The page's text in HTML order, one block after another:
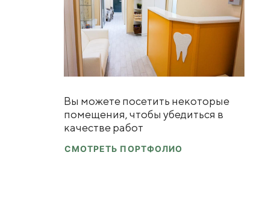
Вы можете посетить некоторые
помещения, чтобы убедиться в
качестве работ
СМОТРЕТЬ ПОРТФОЛИО